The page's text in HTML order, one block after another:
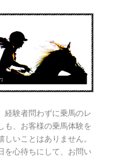
経験者問わずに乗馬のレ
も、お客様の乗馬体験を
いことはありません。
を心待ちにして、お問い